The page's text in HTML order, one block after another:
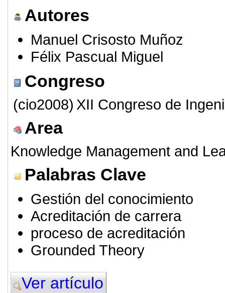
Autores
Manuel Crisosto Muñoz
Félix Pascual Miguel
Congreso
(cio2008) XII Congreso de
Area
Knowledge Management and
Palabras Clave
Gestión del conocimiento
Acreditación de carrera
proceso de acreditación
Grounded Theory
Ver artículo